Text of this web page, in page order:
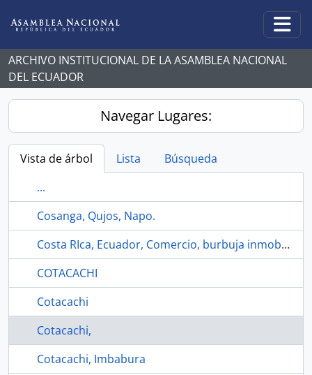
ARCHIVO INSTITUCIONAL DE LA ASAMBLEA NACIONAL
DEL ECUADOR
Navegar Lugares:
Vista de árbol Lista
Búsqueda
...
Cosanga, Qujos, Napo.
Costa RIca, Ecuador, Comercio, burbuja inmobiliaria, migración, violencia, mujeres
COTACACHI
Cotacachi
Cotacachi,
Cotacachi, Imbabura